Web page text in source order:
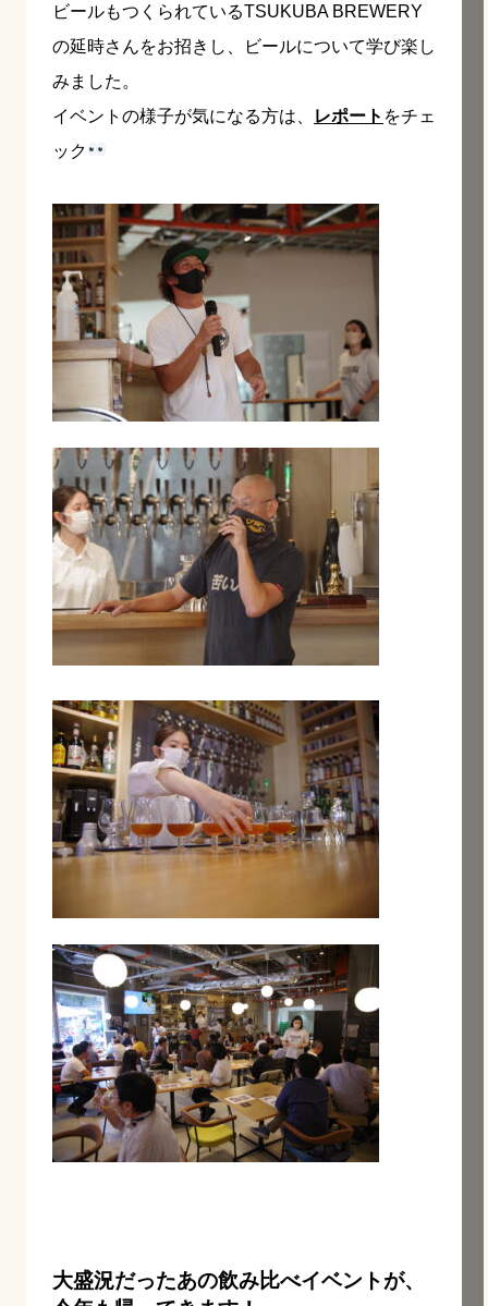
ビールもつくられているTSUKUBA BREWERY
の延時さんをお招きし、ビールについて学び楽し
みました。
イベントの様子が気になる方は、
レポート をチェ
ック
大盛況だったあの飲み比べイベントが、